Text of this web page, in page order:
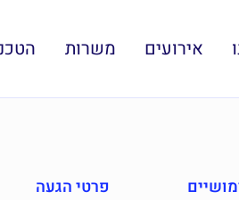
אירועים משרות
פרטי הגעה